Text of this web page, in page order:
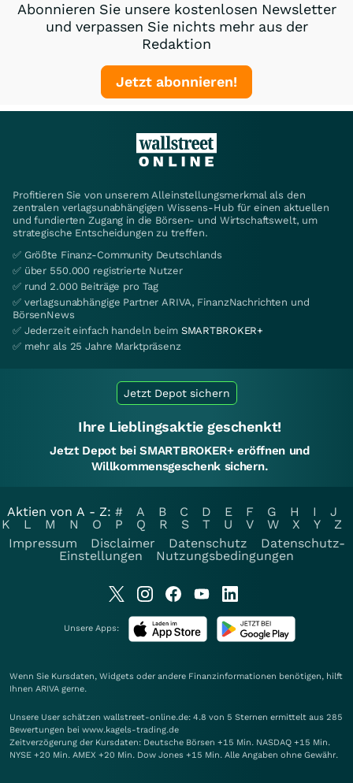
Abonnieren Sie unsere kostenlosen Newsletter
und verpassen Sie nichts mehr aus der
Redaktion
Jetzt abonnieren!
Profitieren Sie von unserem Alleinstellungsmerkmal als den
zentralen verlagsunabhängigen Wissens-Hub für einen aktuellen
und fundierten Zugang in die Börsen- und Wirtschaftswelt, um
strategische Entscheidungen zu treffen.
✅ Größte Finanz-Community Deutschlands
✅ über 550.000 registrierte Nutzer
✅ rund 2.000 Beiträge pro Tag
✅ verlagsunabhängige Partner ARIVA, FinanzNachrichten und
BörsenNews
✅ Jederzeit einfach handeln beim SMARTBROKER+
✅ mehr als 25 Jahre Marktpräsenz
Jetzt Depot sichern
Ihre Lieblingsaktie geschenkt!
Jetzt Depot bei SMARTBROKER+ eröffnen und
Willkommensgeschenk sichern.
Aktien von A - Z: # A B C D E F G H I
J
K
L M N O P Q R S T U V W X Y
Z
Impressum
Disclaimer Datenschutz
Datenschutz-
Einstellungen
Nutzungsbedingungen
Unsere Apps:
Wenn Sie Kursdaten, Widgets oder andere Finanzinformationen benötigen, hilft
Ihnen ARIVA gerne.
Unsere User schätzen wallstreet-online.de: 4.8 von 5 Sternen ermittelt aus 285
Bewertungen bei www.kagels-trading.de
Zeitverzögerung der Kursdaten: Deutsche Börsen +15 Min. NASDAQ +15 Min.
NYSE +20 Min. AMEX +20 Min. Dow Jones +15 Min. Alle Angaben ohne Gewähr.